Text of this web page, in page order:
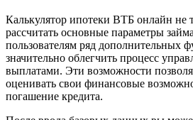
Калькулятор ипотеки ВТБ онлайн не
рассчитать основные параметры
пользователям ряд дополнительных
значительно облегчить процесс
выплатами. Эти возможности
оценивать свои финансовые
погашение кредита.